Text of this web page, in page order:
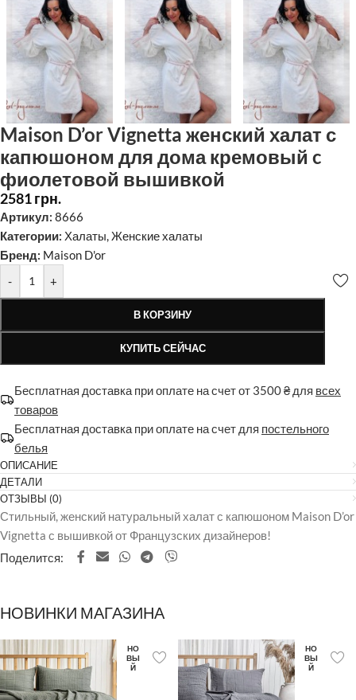
Maison D’or Vignetta женский халат с
капюшоном для дома кремовый c
фиолетовой вышивкой
2581грн.
Артикул: 8666
Категории: Халаты,Женские халаты
Бренд: Maison D'or
-
+
В КОРЗИНУ
КУПИТЬ СЕЙЧАС
Бесплатная доставка при оплате на счет от 3500 ₴ для всех
товаров
Бесплатная доставка при оплате на счет для постельного
белья
ОПИСАНИЕ
ДЕТАЛИ
ОТЗЫВЫ (0)
Стильный, женский натуральный халат с капюшоном Maison D’or
Vignetta с вышивкой от Французских дизайнеров!
Поделится:
НОВИНКИ МАГАЗИНА
НО
ВЫ
Й
НО
ВЫ
Й